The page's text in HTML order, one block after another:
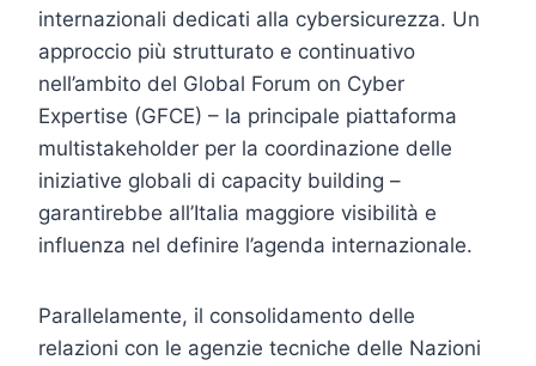
internazionali dedicati alla cybersicurezza. Un
approccio più strutturato e continuativo
nell’ambito del Global Forum on Cyber
Expertise (GFCE) – la principale piattaforma
multistakeholder per la coordinazione delle
iniziative globali di capacity building –
garantirebbe all’Italia maggiore visibilità e
influenza nel definire l’agenda internazionale.
Parallelamente, il consolidamento delle
relazioni con le agenzie tecniche delle Nazioni